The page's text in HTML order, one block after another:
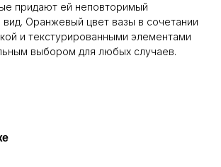
придают ей неповторимый
Оранжевый цвет вазы в сочетании
и текстурированными элементами
выбором для любых случаев.